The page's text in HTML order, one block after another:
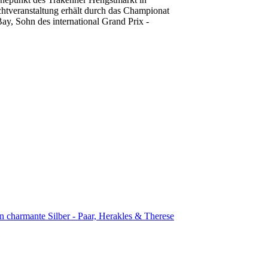
erhält durch das Championat
Sohn des international Grand Prix -
charmante Silber - Paar, Herakles & Therese